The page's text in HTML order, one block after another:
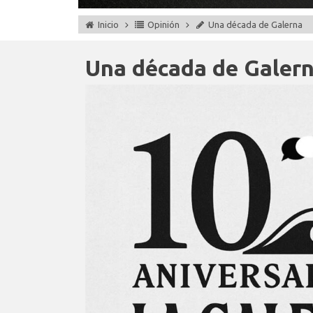
Inicio Opinión Una década de Galerna
Una década de